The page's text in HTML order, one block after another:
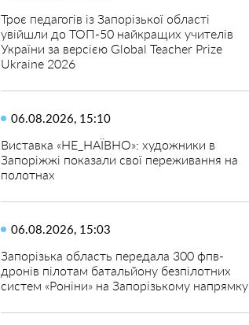
Троє педагогів із Запорізької області
увійшли до ТОП-50 найкращих учителів
України за версією Global Teacher Prize
Ukraine 2026
06.08.2026, 15:10
Виставка «НЕ_НАЇВНО»: художники в
Запоріжжі показали свої переживання на
полотнах
06.08.2026, 15:03
Запорізька область передала 300 фпв-
дронів пілотам батальйону безпілотних
систем «Роніни» на Запорізькому напрямку